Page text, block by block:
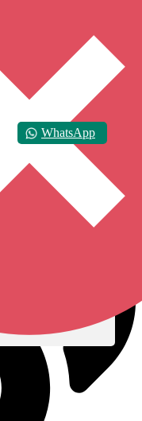
WhatsApp